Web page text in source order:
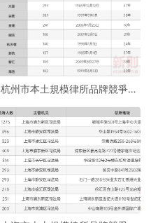
杭州市本土規模律所品牌競爭力